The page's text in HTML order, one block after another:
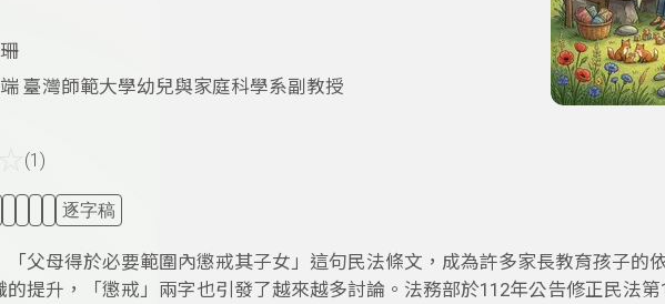
臺灣師範大學幼兒與家庭科學系副教授
(1)
逐字稿
「父母得於必要範圍內懲戒其子女」這句民法條文，成為許多家長教育孩子的
的提升，「懲戒」兩字也引發了越來越多討論。法務部於112年公告修正民法